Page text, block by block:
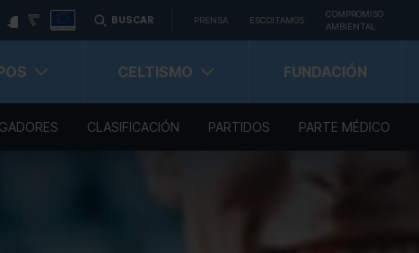
BUSCAR PRENSA ESCOITAMOS
COMPROMISO
AMBIENTAL
CELTISMO FUNDACIÓN
CLASIFICACIÓN PARTIDOS PARTE MÉDICO